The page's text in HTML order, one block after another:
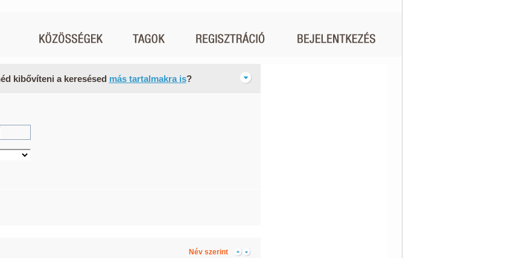
kibővíteni a keresésed más tartalmakra is?
Név szerint